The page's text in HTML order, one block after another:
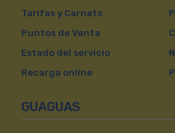
Tarifas y Carnets
Puntos de Venta
Estado del servicio
Recarga online
GUAGUAS